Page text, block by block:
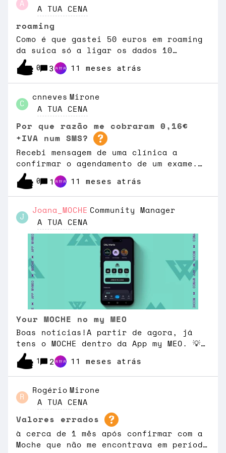
A
A TUA CENA
roaming
Como é que gastei 50 euros em roaming
da suica só a ligar os dados 10
segundos
0 3 11 meses atrás
C
cnneves Mirone
A TUA CENA
Por que razão me cobraram 0,16€
+IVA num SMS?
Recebi mensagem de uma clínica a
confirmar o agendamento de um exame.
Respondi SIM para o mesmo número, a
resposta aparece como sms mas
cobraram, extramensalidade, 16
cêntimos+IVA e não sei
porquê (tarifário de fatura).
0 1 11 meses atrás
J
Joana_MOCHE Community Manager
A TUA CENA
Your MOCHE no my MEO
Boas notícias!A partir de agora, já
tens o MOCHE dentro da App my MEO. 💡
O que podes fazer na app my MEO:-
Consultar os teus consumos e faturas-
Definir limites para gastos extra-
Ativar pacotes roaming- Consultar PIN
e PUKE como se isto não fosse
suficiente... temos uma oferta
exclusiva só para ti! 🎁 GIGAS
ILIMITADOS durante 30 dias!Sim, leste
bem! Se fores cliente MOCHE e fizeres
1 2 11 meses atrás
R
Rogério Mirone
A TUA CENA
Valores errados
à cerca de 1 mês após confirmar com a
Moche que não me encontrava em período